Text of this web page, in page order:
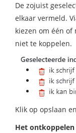
De zojuist
elkaar vermeld.
kiezen om één
niet te koppelen.
Klik op opslaan
Het